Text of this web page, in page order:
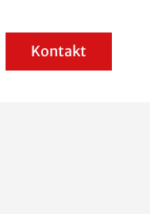
Kontakt